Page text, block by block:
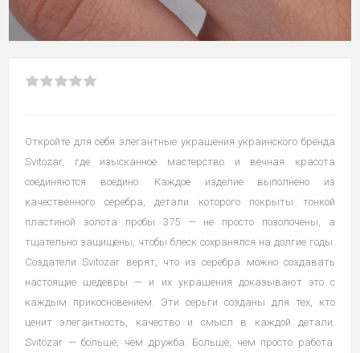
Откройте для себя элегантные украшения украинского бренда
Svitozar, где изысканное мастерство и вечная красота
соединяются воедино. Каждое изделие выполнено из
качественного серебра, детали которого покрыты тонкой
пластиной золота пробы 375 — не просто позолочены, а
тщательно защищены, чтобы блеск сохранялся на долгие годы.
Создатели Svitozar верят, что из серебра можно создавать
настоящие шедевры — и их украшения доказывают это с
каждым прикосновением. Эти серьги созданы для тех, кто
ценит элегантность, качество и смысл в каждой детали.
Svitozar — больше, чем дружба. Больше, чем просто работа.